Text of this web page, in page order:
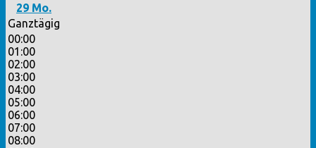
29 Mo.
Ganztägig
00:00
01:00
02:00
03:00
04:00
05:00
06:00
07:00
08:00